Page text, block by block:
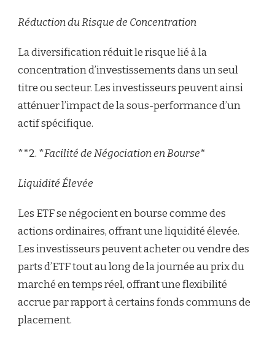
Réduction du Risque de Concentration
La diversification réduit le risque lié à la
concentration d’investissements dans un seul
titre ou secteur. Les investisseurs peuvent ainsi
atténuer l’impact de la sous-performance d’un
actif spécifique.
**2. *Facilité de Négociation en Bourse*
Liquidité Élevée
Les ETF se négocient en bourse comme des
actions ordinaires, offrant une liquidité élevée.
Les investisseurs peuvent acheter ou vendre des
parts d’ETF tout au long de la journée au prix du
marché en temps réel, offrant une flexibilité
accrue par rapport à certains fonds communs de
placement.